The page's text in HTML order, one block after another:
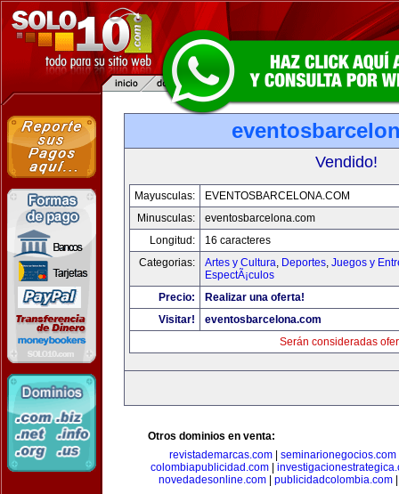
Vendido!
Mayusculas:
EVENTOSBARCELONA.COM
Minusculas:
eventosbarcelona.com
Longitud:
16 caracteres
Categorias:
Artes y Cultura, Deportes, Juegos y
EspectÃ¡culos
Precio:
Realizar una oferta!
Visitar!
eventosbarcelona.com
Serán consideradas
Otros dominios en venta:
revistademarcas.com
seminarionegocios.com
colombiapublicidad.com
novedadesonline.com
publicidadcolombia.com